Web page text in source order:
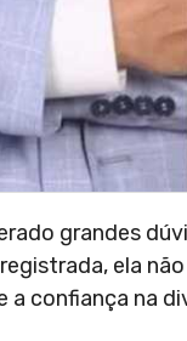
grandes
ela
confiança na